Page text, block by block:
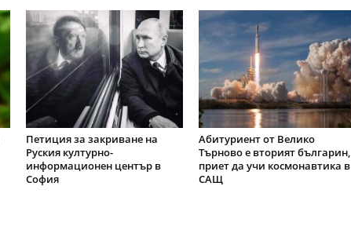
Петиция за закриване на
Руския културно-
информационен център в
София
Абитуриент от Велико
Търново е вторият българин,
приет да учи космонавтика в
САЩ